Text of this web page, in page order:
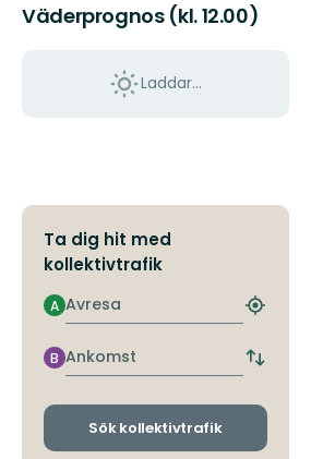
Väderprognos (kl. 12.00)
Laddar...
Ta dig hit med
kollektivtrafik
Avresa
A
Hitta
hållplats
Ankomst
B
Byt
och
Sök kollektivtrafik